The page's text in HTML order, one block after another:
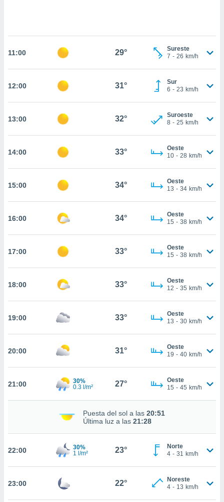
sitio
sean
se
ni para
web a
como
IP
en
a lo que
u
datos
11:00 29°
Sureste
7 - 26 km/h
12:00 31°
Sur
6 - 23 km/h
13:00 32°
Suroeste
8 - 25 km/h
14:00 33°
Oeste
10 - 28 km/h
15:00 34°
Oeste
13 - 34 km/h
16:00 34°
Oeste
15 - 38 km/h
17:00 33°
Oeste
15 - 38 km/h
18:00 33°
Oeste
12 - 35 km/h
19:00 33°
Oeste
13 - 30 km/h
20:00 31°
Oeste
19 - 40 km/h
21:00
30%
0.3 l/m²
27°
Oeste
15 - 45 km/h
Puesta del sol a las 20:51
Última luz a las 21:28
22:00
30%
1 l/m²
23°
Norte
4 - 31 km/h
23:00 22°
Noreste
4 - 13 km/h